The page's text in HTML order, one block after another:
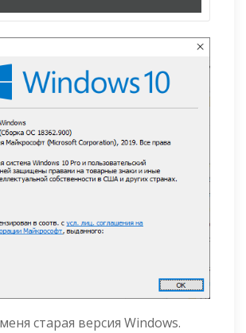
старая версия Windows.